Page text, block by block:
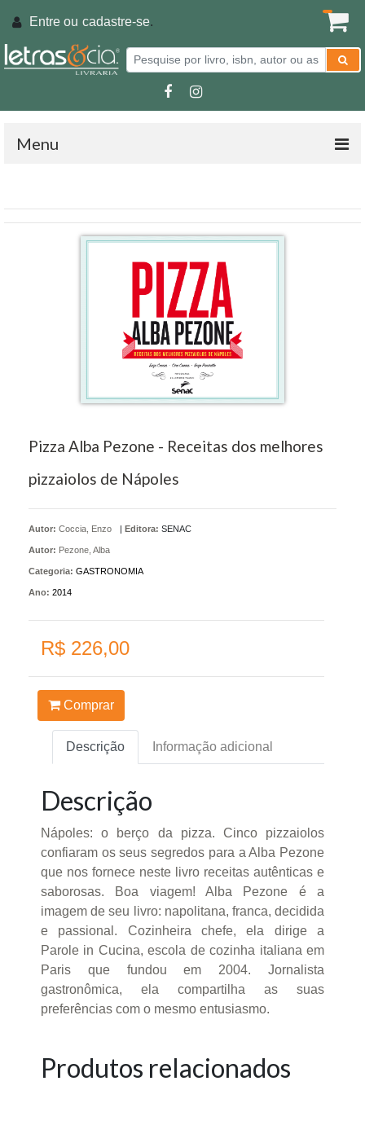
Entre ou cadastre-se.
Menu
Pizza Alba Pezone - Receitas dos melhores
pizzaiolos de Nápoles
Autor: Coccia, Enzo
Autor: Pezone, Alba
| Editora: SENAC
Categoria: GASTRONOMIA
Ano: 2014
R$ 226,00
Comprar
Descrição Informação adicional
Descrição
Nápoles: o berço da pizza. Cinco pizzaiolos
confiaram os seus segredos para a Alba Pezone
que nos fornece neste livro receitas autênticas e
saborosas. Boa viagem! Alba Pezone é a
imagem de seu livro: napolitana, franca, decidida
e passional. Cozinheira chefe, ela dirige a
Parole in Cucina, escola de cozinha italiana em
Paris que fundou em 2004. Jornalista
gastronômica, ela compartilha as suas
preferências com o mesmo entusiasmo.
Produtos relacionados